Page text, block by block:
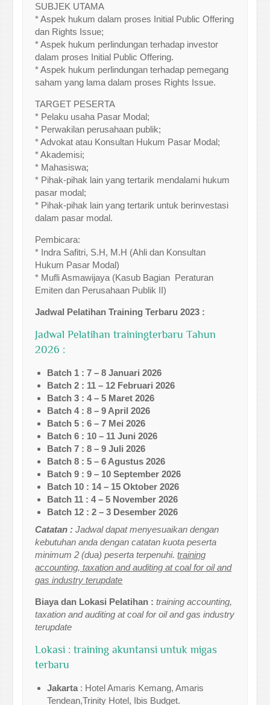
SUBJEK UTAMA
* Aspek hukum dalam proses Initial Public Offering
dan Rights Issue;
* Aspek hukum perlindungan terhadap investor
dalam proses Initial Public Offering.
* Aspek hukum perlindungan terhadap pemegang
saham yang lama dalam proses Rights Issue.
TARGET PESERTA
* Pelaku usaha Pasar Modal;
* Perwakilan perusahaan publik;
* Advokat atau Konsultan Hukum Pasar Modal;
* Akademisi;
* Mahasiswa;
* Pihak-pihak lain yang tertarik mendalami hukum
pasar modal;
* Pihak-pihak lain yang tertarik untuk berinvestasi
dalam pasar modal.
Pembicara:
* Indra Safitri, S.H, M.H (Ahli dan Konsultan
Hukum Pasar Modal)
* Mufli Asmawijaya (Kasub Bagian Peraturan
Emiten dan Perusahaan Publik II)
Jadwal PelatihanTraining Terbaru2023 :
Jadwal Pelatihan trainingterbaru Tahun
2026 :
Batch 1 : 7 – 8 Januari 2026
Batch 2 : 11 – 12 Februari 2026
Batch 3 : 4 – 5 Maret 2026
Batch 4 : 8 – 9 April 2026
Batch 5 : 6 – 7 Mei 2026
Batch 6 : 10 – 11 Juni 2026
Batch 7 : 8 – 9 Juli 2026
Batch 8 : 5 – 6 Agustus 2026
Batch 9 : 9 – 10 September 2026
Batch 10 : 14 – 15 Oktober 2026
Batch 11 : 4 – 5 November 2026
Batch 12 : 2 – 3 Desember 2026
Catatan :Jadwal dapat menyesuaikan dengan
kebutuhan anda dengan catatan kuota peserta
minimum 2 (dua) peserta terpenuhi.training
accounting, taxation and auditing at coal for oil and
gas industry terupdate
Biaya dan Lokasi Pelatihan :training accounting,
taxation and auditing at coal for oil and gas industry
terupdate
Lokasi : training akuntansi untuk migas
terbaru
Jakarta : Hotel Amaris Kemang, Amaris
Tendean,Trinity Hotel, Ibis Budget.